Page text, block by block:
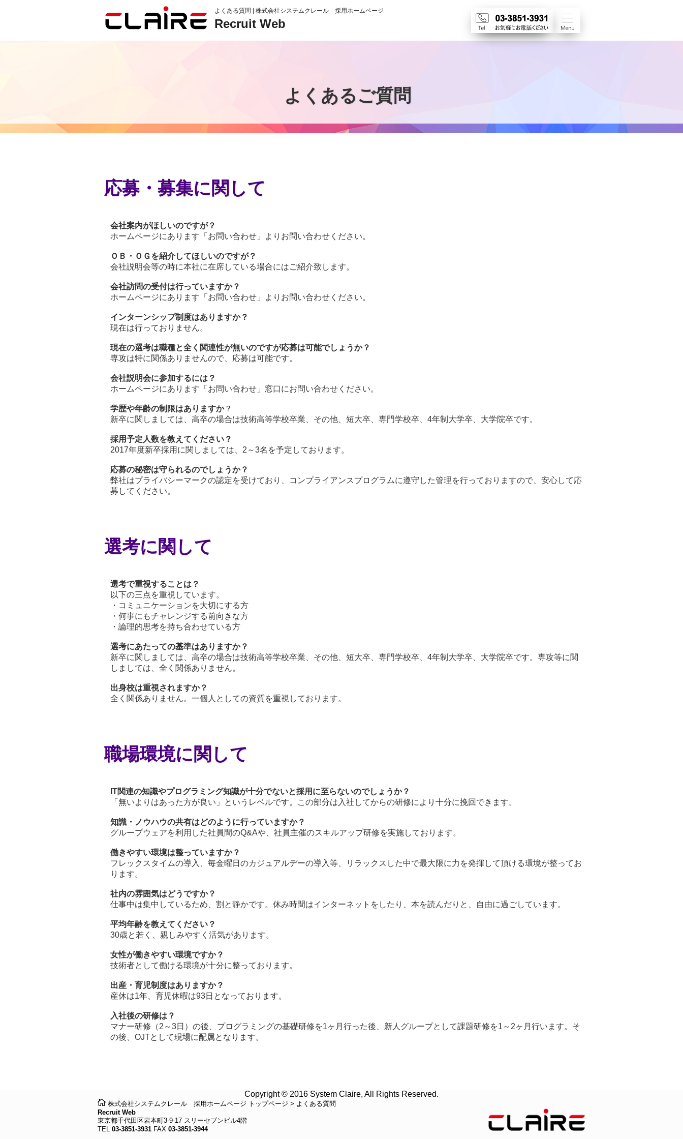
よくある質問 | 株式会社システムクレール 採用ホームページ
Recruit Web
よくあるご質問
応募・募集に関して
会社案内がほしいのですが？
ホームページにあります「お問い合わせ」よりお問い合わせください。
ＯＢ・ＯＧを紹介してほしいのですが？
会社説明会等の時に本社に在席している場合にはご紹介致します。
会社訪問の受付は行っていますか？
ホームページにあります「お問い合わせ」よりお問い合わせください。
インターンシップ制度はありますか？
現在は行っておりません。
現在の選考は職種と全く関連性が無いのですが応募は可能でしょうか？
専攻は特に関係ありませんので、応募は可能です。
会社説明会に参加するには？
ホームページにあります「お問い合わせ」窓口にお問い合わせください。
学歴や年齢の制限はありますか？
新卒に関しましては、高卒の場合は技術高等学校卒業、その他、短大卒、専門学校卒、4年制大学卒、大学院卒です。
採用予定人数を教えてください？
2017年度新卒採用に関しましては、2～3名を予定しております。
応募の秘密は守られるのでしょうか？
弊社はプライバシーマークの認定を受けており、コンプライアンスプログラムに遵守した管理を行っておりますので、安心して応
募してください。
選考に関して
選考で重視することは？
以下の三点を重視しています。
・コミュニケーションを大切にする方
・何事にもチャレンジする前向きな方
・論理的思考を持ち合わせている方
選考にあたっての基準はありますか？
新卒に関しましては、高卒の場合は技術高等学校卒業、その他、短大卒、専門学校卒、4年制大学卒、大学院卒です。専攻等に関
しましては、全く関係ありません。
出身校は重視されますか？
全く関係ありません。一個人としての資質を重視しております。
職場環境に関して
IT関連の知識やプログラミング知識が十分でないと採用に至らないのでしょうか？
「無いよりはあった方が良い」というレベルです。この部分は入社してからの研修により十分に挽回できます。
知識・ノウハウの共有はどのように行っていますか？
グループウェアを利用した社員間のQ&Aや、社員主催のスキルアップ研修を実施しております。
働きやすい環境は整っていますか？
フレックスタイムの導入、毎金曜日のカジュアルデーの導入等、リラックスした中で最大限に力を発揮して頂ける環境が整ってお
ります。
社内の雰囲気はどうですか？
仕事中は集中しているため、割と静かです。休み時間はインターネットをしたり、本を読んだりと、自由に過ごしています。
平均年齢を教えてください？
30歳と若く、親しみやすく活気があります。
女性が働きやすい環境ですか？
技術者として働ける環境が十分に整っております。
出産・育児制度はありますか？
産休は1年、育児休暇は93日となっております。
入社後の研修は？
マナー研修（2～3日）の後、プログラミングの基礎研修を1ヶ月行った後、新人グループとして課題研修を1～2ヶ月行います。そ
の後、OJTとして現場に配属となります。
Copyright © 2016 System Claire, All Rights Reserved.
株式会社システムクレール 採用ホームページ トップページ
よくある質問
Recruit Web
東京都千代田区岩本町3-9-17 スリーセブンビル4階
TEL 03-3851-3931 FAX 03-3851-3944